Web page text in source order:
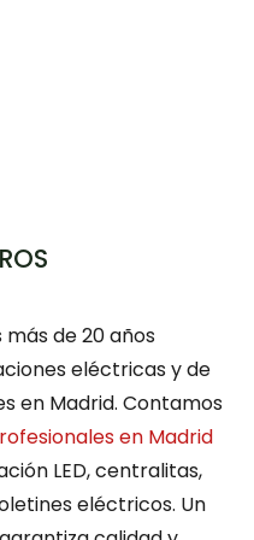
de 20 años
eléctricas y de
en Madrid. Contamos
en Madrid
LED, centralitas,
eléctricos. Un